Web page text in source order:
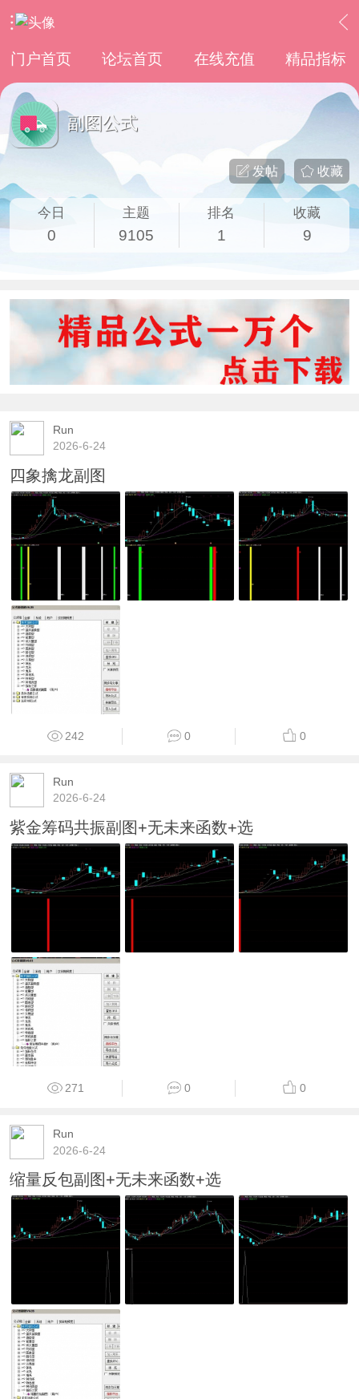
门户首页 论坛首页 在线充值 精品指标
副图公式
收藏
发帖
今日
0
主题
9105
排名
1
收藏
9
Run
2026-6-24
四象擒龙副图
242 0 0
Run
2026-6-24
紫金筹码共振副图+无未来函数+选
271 0 0
Run
2026-6-24
缩量反包副图+无未来函数+选